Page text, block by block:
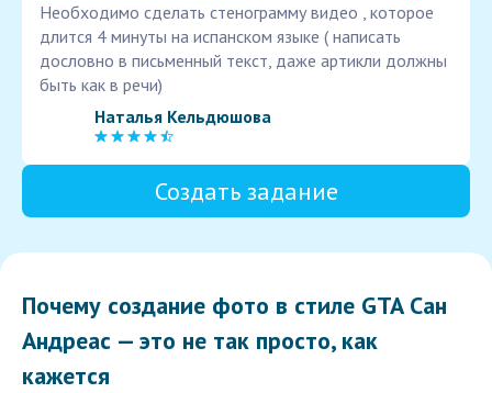
Необходимо сделать стенограмму видео , которое
длится 4 минуты на испанском языке ( написать
дословно в письменный текст, даже артикли должны
быть как в речи)
Наталья Кельдюшова
Создать задание
Почему создание фото в стиле GTA Сан
Андреас — это не так просто, как
кажется